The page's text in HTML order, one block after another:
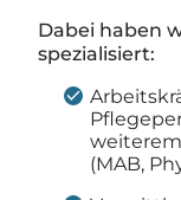
Dabei haben
spezialisiert:
(MAB,